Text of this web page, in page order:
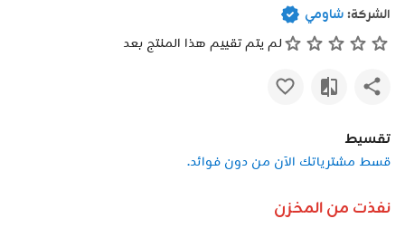
الشركة:شاومي
لم يتم تقييم هذا المنتج بعد
تقسيط
قسط مشترياتك الآن من دون فوائد.
نفذت من المخزن